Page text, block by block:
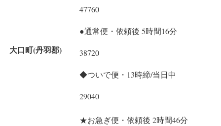
大口町(丹羽郡)
47760
●通常便・依頼後 5時間16分
38720
◆ついで便・13時締/当日中
29040
★お急ぎ便・依頼後 2時間46分